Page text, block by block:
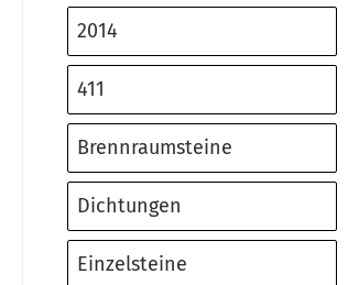
2014
411
Brennraumsteine
Dichtungen
Einzelsteine